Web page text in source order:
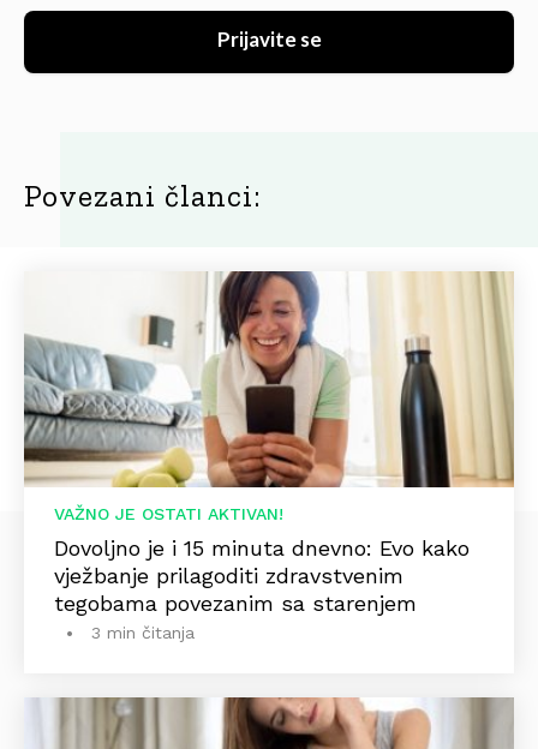
Prijavite se
Povezani članci:
VAŽNO JE OSTATI AKTIVAN!
Dovoljno je i 15 minuta dnevno: Evo kako
vježbanje prilagoditi zdravstvenim
tegobama povezanim sa starenjem
3 min čitanja